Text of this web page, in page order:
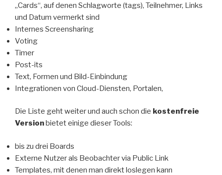
„Cards“, auf denen Schlagworte (tags), Teilnehmer, Links
und Datum vermerkt sind
Internes Screensharing
Voting
Timer
Post-its
Text, Formen und Bild-Einbindung
Integrationen von Cloud-Diensten, Portalen,
Die Liste geht weiter und auch schon die kostenfreie
Version bietet einige dieser Tools:
bis zu drei Boards
Externe Nutzer als Beobachter via Public Link
Templates, mit denen man direkt loslegen kann